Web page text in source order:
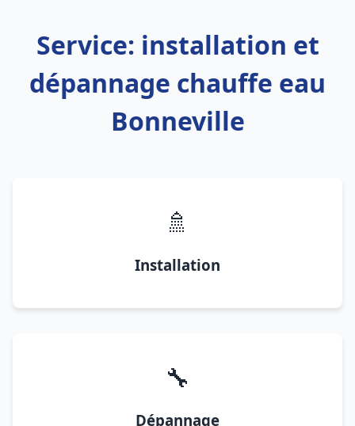
Service: installation et
dépannage chauffe eau
Bonneville
🚿
Installation
🔧
Dépannage